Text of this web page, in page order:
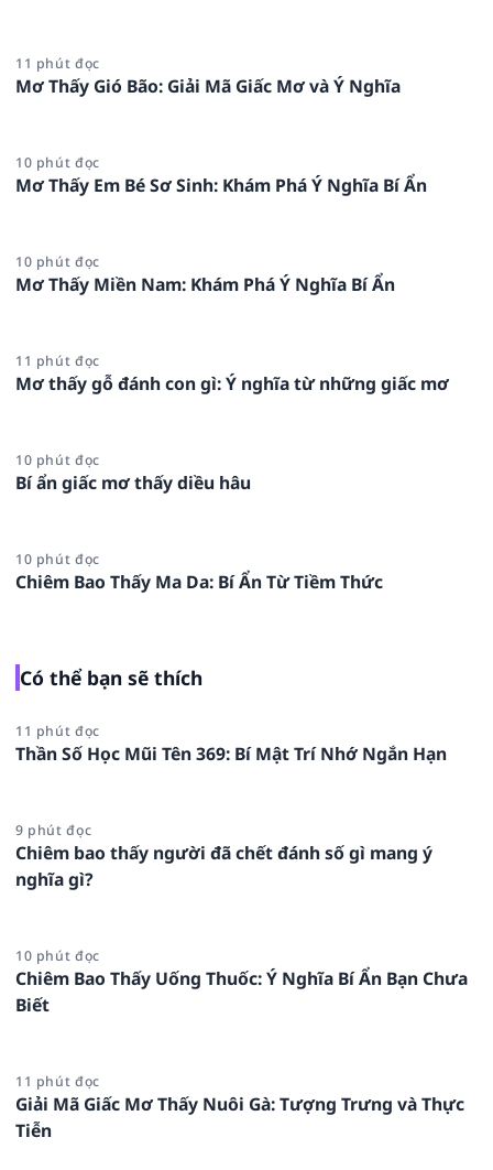
11 phút đọc
Mơ Thấy Gió Bão: Giải Mã Giấc Mơ và Ý Nghĩa
10 phút đọc
Mơ Thấy Em Bé Sơ Sinh: Khám Phá Ý Nghĩa Bí Ẩn
10 phút đọc
Mơ Thấy Miền Nam: Khám Phá Ý Nghĩa Bí Ẩn
11 phút đọc
Mơ thấy gỗ đánh con gì: Ý nghĩa từ những giấc mơ
10 phút đọc
Bí ẩn giấc mơ thấy diều hâu
10 phút đọc
Chiêm Bao Thấy Ma Da: Bí Ẩn Từ Tiềm Thức
Có thể bạn sẽ thích
11 phút đọc
Thần Số Học Mũi Tên 369: Bí Mật Trí Nhớ Ngắn Hạn
9 phút đọc
Chiêm bao thấy người đã chết đánh số gì mang ý
nghĩa gì?
10 phút đọc
Chiêm Bao Thấy Uống Thuốc: Ý Nghĩa Bí Ẩn Bạn Chưa
Biết
11 phút đọc
Giải Mã Giấc Mơ Thấy Nuôi Gà: Tượng Trưng và Thực
Tiễn